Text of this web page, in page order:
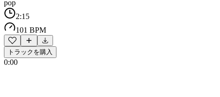
pop
2:15
101 BPM
トラックを購入
0:00